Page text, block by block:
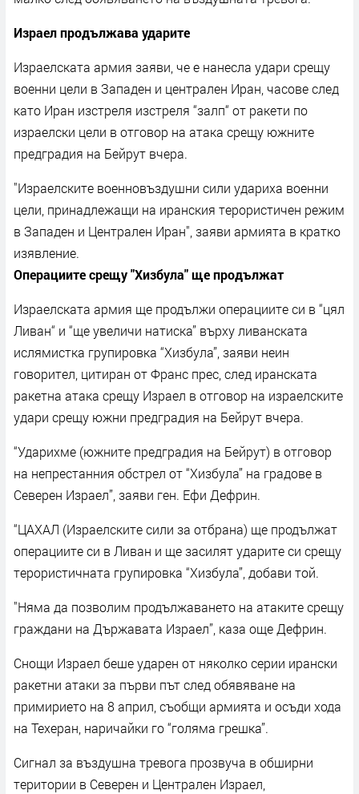
Израел продължава ударите
Израелската армия заяви, че е нанесла удари срещу
военни цели в Западен и централен Иран, часове след
като Иран изстреля изстреля “залп“ от ракети по
израелски цели в отговор на атака срещу южните
предградия на Бейрут вчера.
"Израелските военновъздушни сили удариха военни
цели, принадлежащи на иранския терористичен режим
в Западен и Централен Иран", заяви армията в кратко
изявление.
Операциите срещу "Хизбула" ще продължат
Израелската армия ще продължи операциите си в “цял
Ливан“ и “ще увеличи натиска” върху ливанската
ислямистка групировка “Хизбула”, заяви неин
говорител, цитиран от Франс прес, след иранската
ракетна атака срещу Израел в отговор на израелските
удари срещу южни предградия на Бейрут вчера.
“Ударихме (южните предградия на Бейрут) в отговор
на непрестанния обстрел от “Хизбула” на градове в
Северен Израел”, заяви ген. Ефи Дефрин.
“ЦАХАЛ (Израелските сили за отбрана) ще продължат
операциите си в Ливан и ще засилят ударите си срещу
терористичната групировка “Хизбула”, добави той.
"Няма да позволим продължаването на атаките срещу
граждани на Държавата Израел”, каза още Дефрин.
Снощи Израел беше ударен от няколко серии ирански
ракетни атаки за първи път след обявяване на
примирието на 8 април, съобщи армията и осъди хода
на Техеран, наричайки го “голяма грешка”.
Сигнал за въздушна тревога прозвуча в обширни
територии в Северен и Централен Израел,